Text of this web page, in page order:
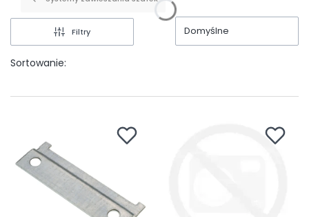
Filtry
Sortowanie:
Domyślne